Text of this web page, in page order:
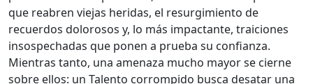
que reabren viejas heridas, el resurgimiento de
recuerdos dolorosos y, lo más impactante, traiciones
insospechadas que ponen a prueba su confianza.
Mientras tanto, una amenaza mucho mayor se cierne
sobre ellos: un Talento corrompido busca desatar una